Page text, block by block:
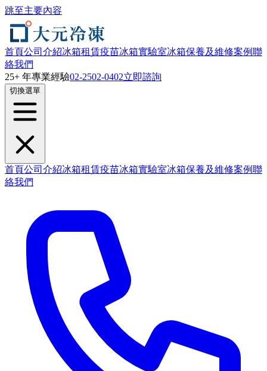
跳至主要內容
首頁公司介紹冰箱租賃疫苗冰箱實驗室冰箱保養及維修案例聯
絡我們
25+ 年專業經驗02-2502-0402立即諮詢
切換選單
首頁公司介紹冰箱租賃疫苗冰箱實驗室冰箱保養及維修案例聯
絡我們